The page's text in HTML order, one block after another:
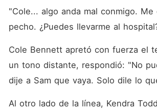
por
el
se
miró a
no?".
"Cole... algo anda mal conmigo.
pecho. ¿Puedes llevarme al
Cole Bennett apretó con fuerza el
un tono distante, respondió: "No
dije a Sam que vaya. Solo dile lo
Al otro lado de la línea, Kendra